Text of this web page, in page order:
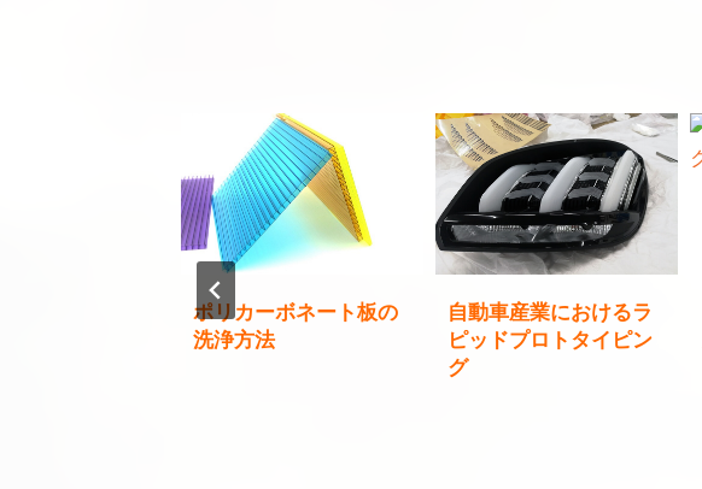
ポリカーボネート板の
洗浄方法
自動車産業におけるラ
ピッドプロトタイピン
グ